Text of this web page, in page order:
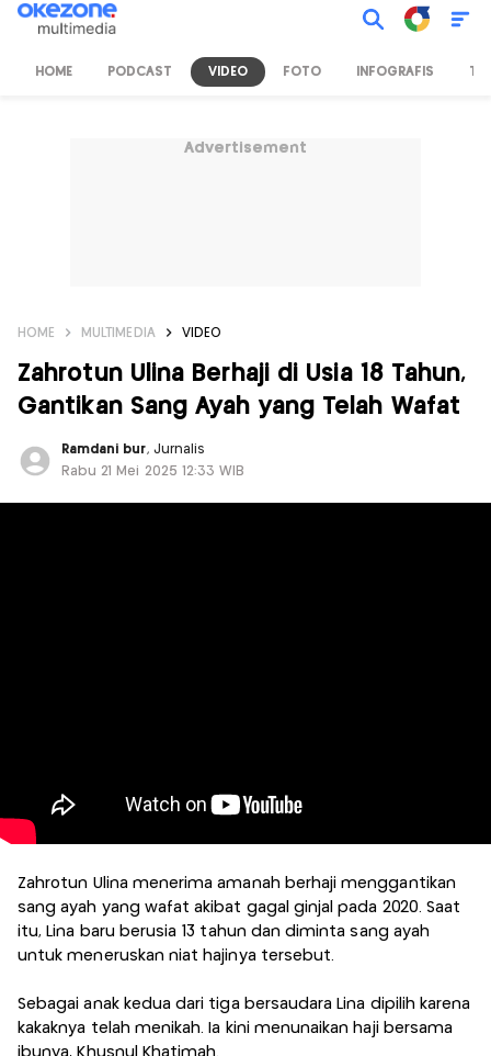
HOME PODCAST VIDEO FOTO INFOGRAFIS TV
Advertisement
HOME MULTIMEDIA VIDEO
Zahrotun Ulina Berhaji di Usia 18 Tahun,
Gantikan Sang Ayah yang Telah Wafat
Ramdani bur, Jurnalis
Rabu 21 Mei 2025 12:33 WIB
Zahrotun Ulina menerima amanah berhaji menggantikan
sang ayah yang wafat akibat gagal ginjal pada 2020. Saat
itu, Lina baru berusia 13 tahun dan diminta sang ayah
untuk meneruskan niat hajinya tersebut.
Sebagai anak kedua dari tiga bersaudara Lina dipilih karena
kakaknya telah menikah. Ia kini menunaikan haji bersama
ibunya, Khusnul Khatimah.